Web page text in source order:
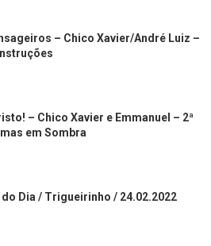
– Chico Xavier/André Luiz –
– Chico Xavier e Emmanuel – 2ª
em Sombra
Dia / Trigueirinho / 24.02.2022